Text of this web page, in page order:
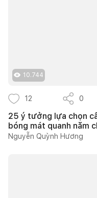
10.744
12 0
25 ý tưởng lựa chọn
bóng mát quanh năm
Nguyễn Quỳnh Hương